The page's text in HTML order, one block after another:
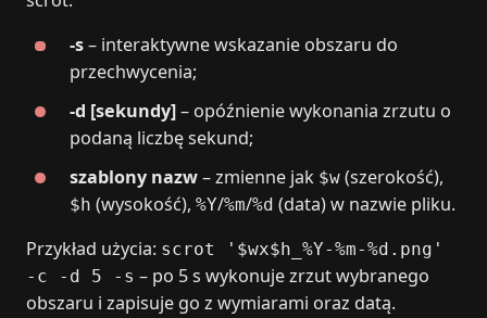
-s– interaktywne wskazanie obszaru do
przechwycenia;
-d [sekundy]– opóźnienie wykonania zrzutu o
podaną liczbę sekund;
szablony nazw– zmienne jak $w (szerokość),
$h (wysokość),%Y/%m/%d (data) w nazwie pliku.
Przykład użycia: scrot '$wx$h_%Y-%m-%d.png'
-c -d 5 -s – po 5 s wykonuje zrzut wybranego
obszaru i zapisuje go z wymiarami oraz datą.